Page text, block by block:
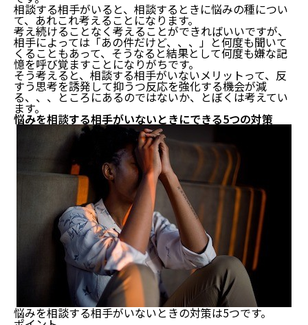
相談する相手がいると、相談するときに悩みの種につい
て、あれこれ考えることになります。
考え続けることなく考えることができればいいですが、
相手によっては「あの件だけど、、、」と何度も聞いて
くることもあって、そうなると結果として何度も嫌な記
憶を呼び覚ますことになりがちです。
そう考えると、相談する相手がいないメリットって、反
すう思考を誘発して抑うつ反応を強化する機会が減
る、、、ところにあるのではないか、とぼくは考えてい
ます。
悩みを相談する相手がいないときにできる5つの対策
悩みを相談する相手がいないときの対策は5つです。